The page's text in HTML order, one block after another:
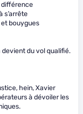
différence
s’arrête
et bouygues
devient du vol qualifié.
hein, Xavier
à dévoiler les